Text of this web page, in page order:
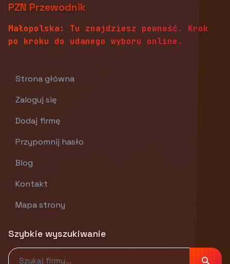
PZN Przewodnik
Małopolska: Tu znajdziesz pewność. Krok
po kroku do udanego wyboru online.
Strona główna
Zaloguj się
Dodaj firmę
Przypomnij hasło
Blog
Kontakt
Mapa strony
Szybkie wyszukiwanie